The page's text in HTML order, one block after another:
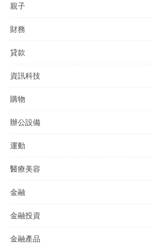
親子
財務
貸款
資訊科技
購物
辦公設備
運動
醫療美容
金融
金融投資
金融產品